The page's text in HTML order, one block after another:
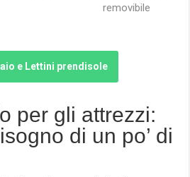
removibile
e Lettini prendisole
per gli attrezzi:
di un po’ di